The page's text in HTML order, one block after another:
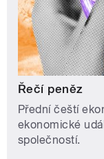
Řečí peněz
Přední čeští
ekonomické
společností.